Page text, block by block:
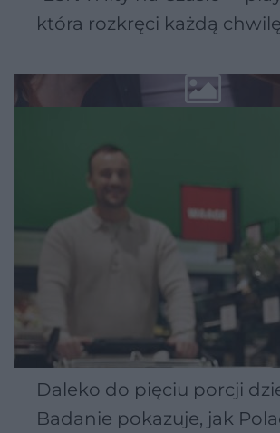
która rozkręci każdą chwilę
Daleko do pięciu porcji
Badanie pokazuje, jak